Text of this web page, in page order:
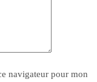
navigateur pour mon